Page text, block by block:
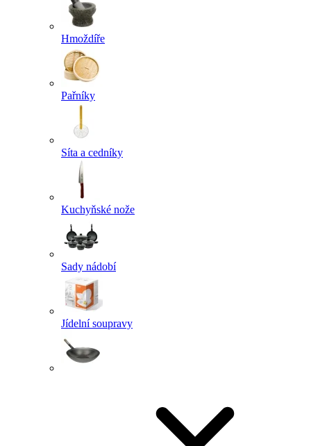
Hmoždíře
Pařníky
Síta a cedníky
Kuchyňské nože
Sady nádobí
Jídelní soupravy